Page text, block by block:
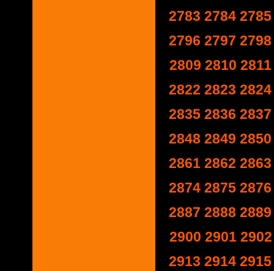
2783 2784 2785
2796 2797 2798
2809 2810 2811
2822 2823 2824
2835 2836 2837
2848 2849 2850
2861 2862 2863
2874 2875 2876
2887 2888 2889
2900 2901 2902
2913 2914 2915